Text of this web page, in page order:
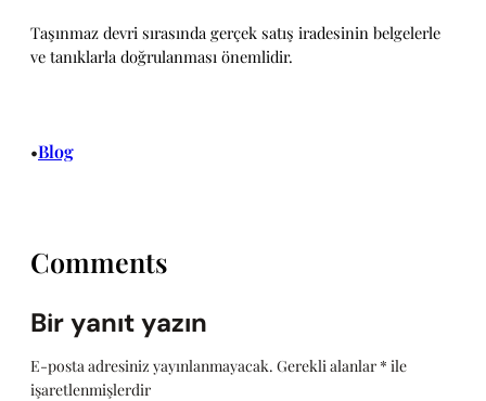
Taşınmaz devri sırasında gerçek satış iradesinin belgelerle
ve tanıklarla doğrulanması önemlidir.
•Blog
Comments
Bir yanıt yazın
E-posta adresiniz yayınlanmayacak. Gerekli alanlar * ile
işaretlenmişlerdir